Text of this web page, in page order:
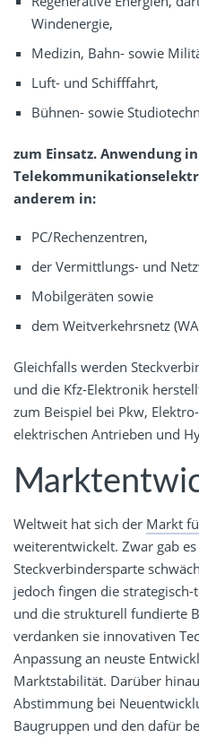
Windenergie,
Medizin, Bahn- sowie
Luft- und Schifffahrt,
Bühnen- sowie
zum Einsatz. Anwendung
anderem in:
PC/Rechenzentren,
der Vermittlungs- und
Mobilgeräten sowie
dem Weitverkehrsnetz
Gleichfalls werden
und die Kfz-Elektronik
zum Beispiel bei Pkw,
elektrischen Antrieben und
Weltweit hat sich der Markt
weiterentwickelt. Zwar gab
Steckverbindersparte
jedoch fingen die
und die strukturell fundierte
verdanken sie innovativen
Anpassung an neuste
Marktstabilität. Darüber
Abstimmung bei
Baugruppen und den dafür